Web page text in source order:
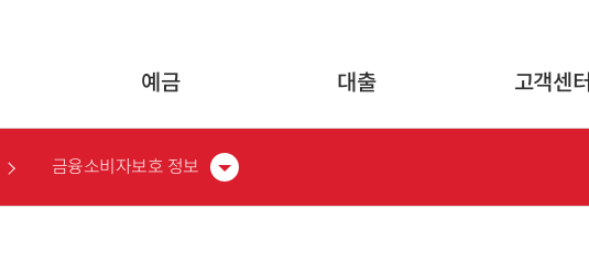
예금 대출 고객센터
금융소비자보호 정보